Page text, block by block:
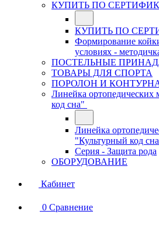
КУПИТЬ ПО
КУПИТЬ ПО
Формирование
условиях -
ПОСТЕЛЬНЫЕ
ТОВАРЫ ДЛЯ СПОРТА
ПОРОЛОН И
Линейка ортопедических
код сна"
Линейка
"Культурный код
Серия - Защита рода
ОБОРУДОВАНИЕ
Кабинет
0 Сравнение